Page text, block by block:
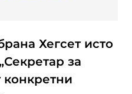
Хегсет исто
за
конкретни